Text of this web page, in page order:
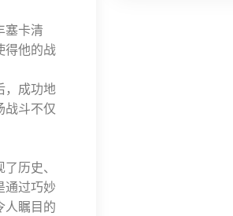
塞卡清
得他的战
，成功地
战斗不仅
历史、
通过巧妙
人瞩目的